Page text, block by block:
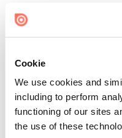
Cookie
We use cookies and
including to perform
functioning of our sites
the use of these